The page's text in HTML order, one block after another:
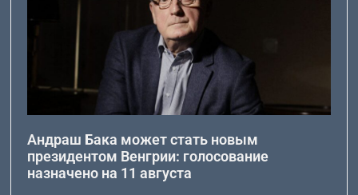
Андраш Бака может стать новым
президентом Венгрии: голосование
назначено на 11 августа